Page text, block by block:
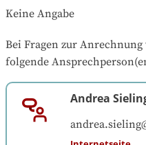
Keine Angabe
Bei Fragen zur
folgende
Andrea